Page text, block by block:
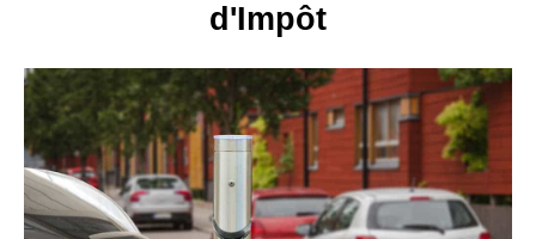
d'Impôt